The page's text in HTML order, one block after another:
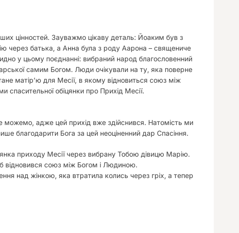
цінностей. Зауважмо цікаву деталь: Йоаким був з
через батька, а Анна була з роду Аарона – священиче
у цьому поєднанні: вибраний народ благословенний
самим Богом. Люди очікували на ту, яка поверне
матір’ю для Месії, в якому відновиться союз між
обіцянки про Прихід Месії.
можемо, адже цей прихід вже здійснився. Натомість ми
благодарити Бога за цей неоціненний дар Спасіння.
приходу Месії через вибрану Тобою дівицю Марію.
союз між Богом і Людиною.
над жінкою, яка втратила колись через гріх, а тепер